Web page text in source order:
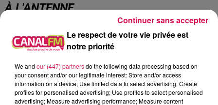
À L'ANTENNE
Le respect de votre vie privée est
notre priorité
We and our (447) partnersdo the following data processing based on
your consent and/or our legitimate interest: Store and/or access
information on a device; Use limited data to select advertising; Create
profiles for personalised advertising; Use profiles to select personalised
advertising; Measure advertising performance; Measure content
Continuer sans accepter